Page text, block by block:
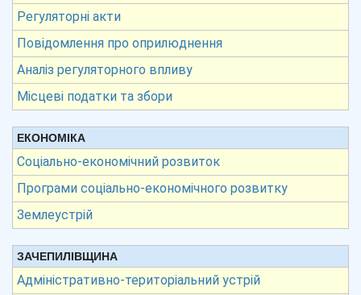
Регуляторні акти
Повідомлення про оприлюднення
Аналіз регуляторного впливу
Місцеві податки та збори
ЕКОНОМІКА
Соціально-економічний розвиток
Програми соціально-економічного розвитку
Землеустрій
ЗАЧЕПИЛІВЩИНА
Адміністративно-територіальний устрій